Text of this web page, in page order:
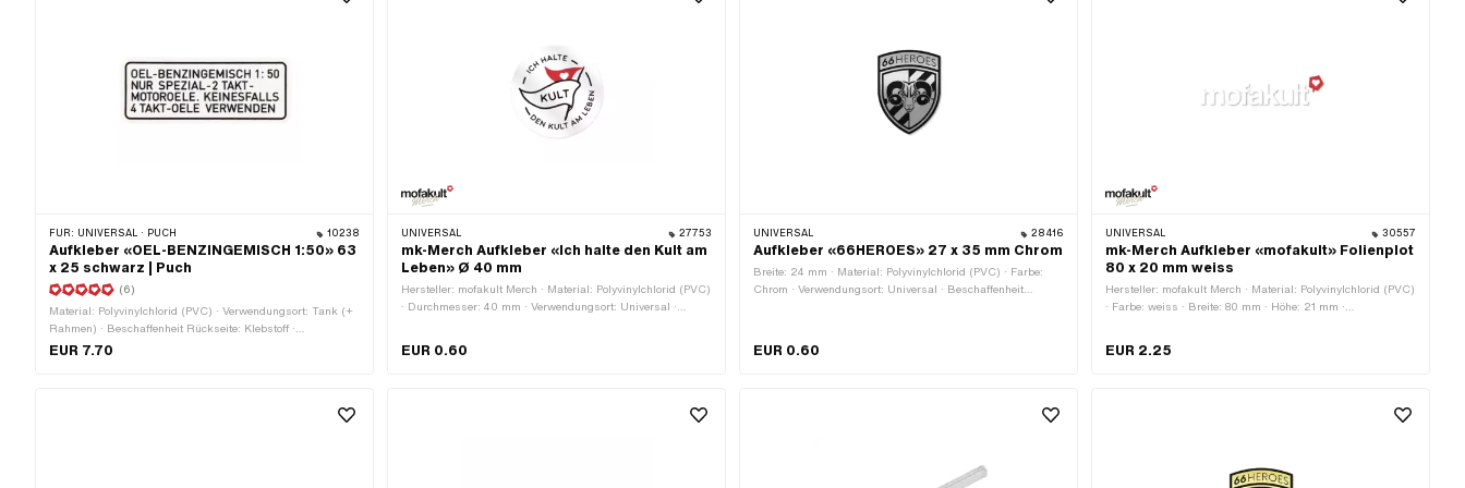
FÜR: UNIVERSAL · PUCH 10238
Aufkleber «OEL-BENZINGEMISCH 1:50» 63
x 25 schwarz | Puch
(6)
Material: Polyvinylchlorid (PVC) · Verwendungsort: Tank (+
Rahmen) · Beschaffenheit Rückseite: Klebstoff ·
Beständigkeit: UV-beständig · Beständigkeit:
EUR 7.70
UNIVERSAL 27753
mk-Merch Aufkleber «Ich halte den Kult am
Leben» Ø 40 mm
Hersteller: mofakult Merch · Material: Polyvinylchlorid (PVC)
· Durchmesser: 40 mm · Verwendungsort: Universal ·
Nein
EUR 0.60
UNIVERSAL 28416
Aufkleber «66HEROES» 27 x 35 mm Chrom
Breite: 24 mm · Material: Polyvinylchlorid (PVC) · Farbe:
Chrom · Verwendungsort: Universal · Beschaffenheit
EUR 0.60
UNIVERSAL 30557
mk-Merch Aufkleber «mofakult» Folienplot
80 x 20 mm weiss
Hersteller: mofakult Merch · Material: Polyvinylchlorid (PVC)
· Farbe: weiss · Breite: 80 mm · Höhe: 21 mm ·
Ja
EUR 2.25